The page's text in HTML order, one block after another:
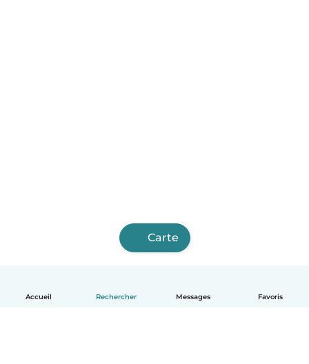
Accueil Rechercher Messages Favoris
Carte